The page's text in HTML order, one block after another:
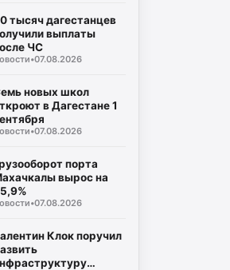
тысяч дагестанцев
выплаты
ЧС
•07.08.2026
новых школ
в Дагестане 1
•07.08.2026
порта
вырос на
•07.08.2026
Клок поручил